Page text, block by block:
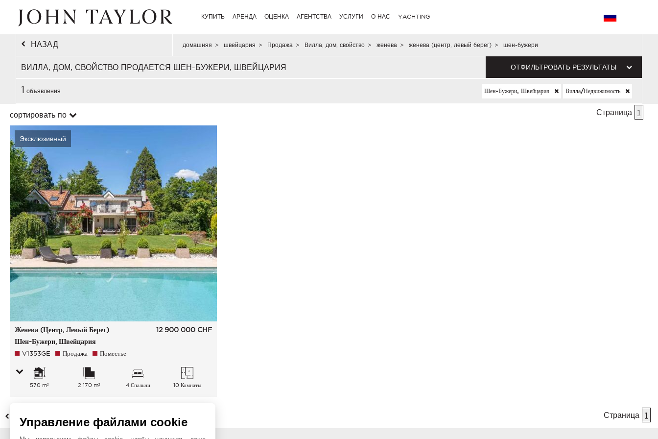
КУПИТЬ АРЕНДА ОЦЕНКА АГЕНТСТВА УСЛУГИ О НАС YACHTING
НАЗАД домашняя > швейцария > Продажа > Вилла, дом, свойство > женева > женева (центр, левый берег) > шен-бужери
ВИЛЛА, ДОМ, СВОЙСТВО ПРОДАЕТСЯ ШЕН-БУЖЕРИ, ШВЕЙЦАРИЯ ОТФИЛЬТРОВАТЬ РЕЗУЛЬТАТЫ
1 объявления Шен-Бужери, Швейцария Вилла/недвижимость
сортировать по Страница 1
Эксклюзивный
Женева (Центр, Левый Берег)
Шен-Бужери, Швейцария
12 900 000 CHF
V1353GE Продажа Поместье
570 m² 2 170 m² 4 Спальни 10 Комнаты
НАЗАД Страница 1
Управление файлами cookie